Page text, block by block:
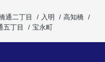
通二丁目 入明
高知橋
五丁目 宝永町